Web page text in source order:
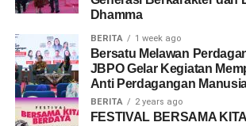
Share this:
Facebook
X
Dhamma
BERITA 1 week ago
Bersatu Melawan
JBPO Gelar Kegiatan
Anti Perdagangan
BERITA 2 years ago
FESTIVAL BERSAMA